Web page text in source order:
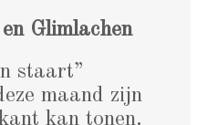
Glimlachen
staart”
maand zijn
kan tonen.